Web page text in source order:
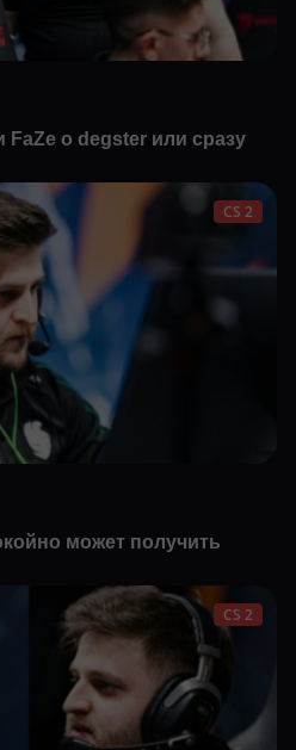
FaZe о degster или сразу
CS 2
может получить
CS 2